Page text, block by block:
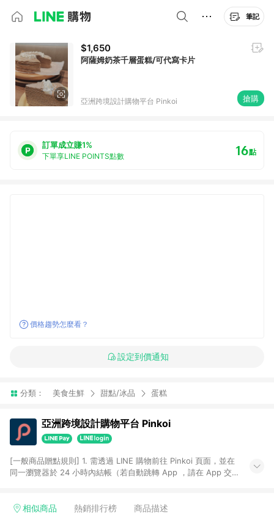
筆記
$1,650
阿薩姆奶茶千層蛋糕/可代寫卡片
亞洲跨境設計購物平台 Pinkoi 搶購
訂單成立賺1%
下單享LINE POINTS點數 16點
價格趨勢怎麼看？
設定到價通知
分類： 美食生鮮 甜點/冰品 蛋糕
亞洲跨境設計購物平台 Pinkoi
[一般商品贈點規則] 1. 需透過 LINE 購物前往 Pinkoi 頁面，並在
同一瀏覽器於 24 小時內結帳（若自動跳轉 App ，請在 App 交
回饋訂單不得享有 Pinkoi 站方優惠，例如首購優惠，P coins，
相似商品 熱銷排行榜 商品描述